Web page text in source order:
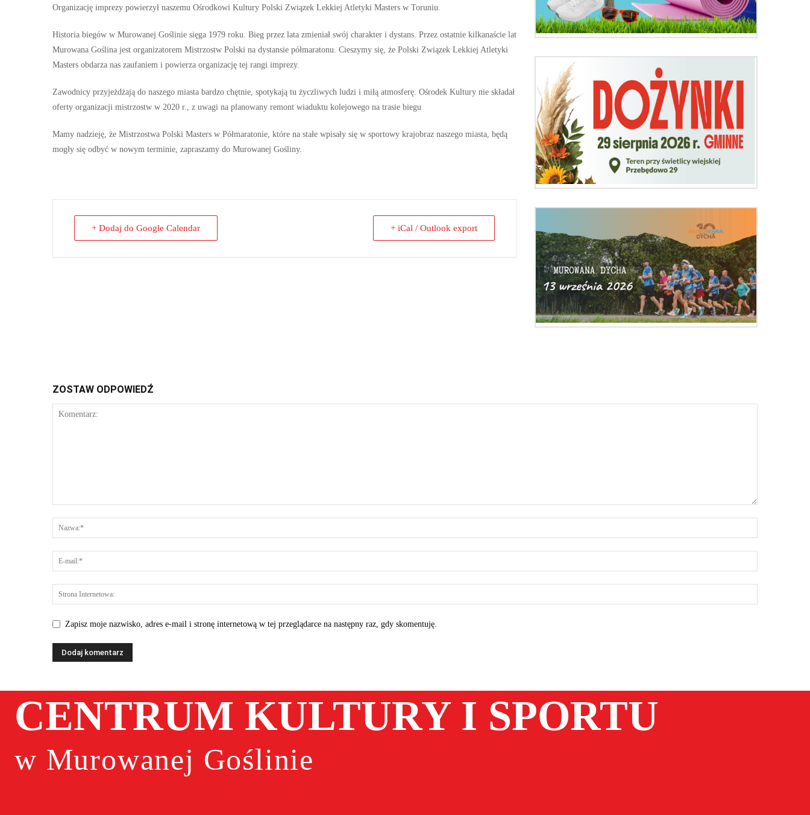
Organizację imprezy powierzył naszemu Ośrodkowi Kultury Polski Związek Lekkiej Atletyki Masters w Toruniu.
Historia biegów w Murowanej Goślinie sięga 1979 roku. Bieg przez lata zmieniał swój charakter i dystans. Przez ostatnie kilkanaście lat
Murowana Goślina jest organizatorem Mistrzostw Polski na dystansie półmaratonu. Cieszymy się, że Polski Związek Lekkiej Atletyki
Masters obdarza nas zaufaniem i powierza organizację tej rangi imprezy.
Zawodnicy przyjeżdżają do naszego miasta bardzo chętnie, spotykają tu życzliwych ludzi i miłą atmosferę. Ośrodek Kultury nie składał
oferty organizacji mistrzostw w 2020 r., z uwagi na planowany remont wiaduktu kolejowego na trasie biegu
Mamy nadzieję, że Mistrzostwa Polski Masters w Półmaratonie, które na stałe wpisały się w sportowy krajobraz naszego miasta, będą
mogły się odbyć w nowym terminie, zapraszamy do Murowanej Gośliny.
+ Dodaj do Google Calendar + iCal / Outlook export
ZOSTAW ODPOWIEDŹ
Zapisz moje nazwisko, adres e-mail i stronę internetową w tej przeglądarce na następny raz, gdy skomentuję.
CENTRUM KULTURY I SPORTU
w Murowanej Goślinie